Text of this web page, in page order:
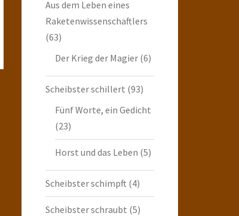
Aus dem Leben eines
Raketenwissenschaftlers
(63)
Der Krieg der Magier(6)
Scheibster schillert (93)
Fünf Worte, ein Gedicht
(23)
Horst und das Leben (5)
Scheibster schimpft (4)
Scheibster schraubt (5)